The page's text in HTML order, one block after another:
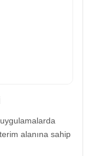
alanına sahip